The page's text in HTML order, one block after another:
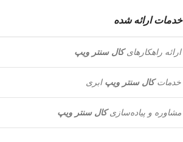
خدمات ارائه شده
ارائه راهکارهایکال سنتر ویپ
خدماتکال سنتر ویپ ابری
مشاوره و پیاده‌سازیکال سنتر ویپ